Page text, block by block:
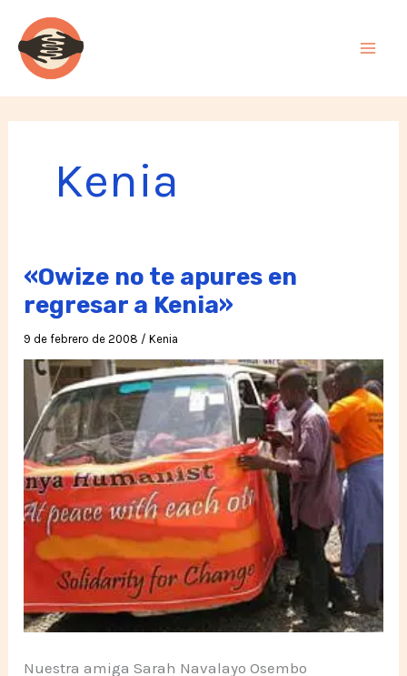
contenido
Kenia
«Owize no te apures en
regresar a Kenia»
9 de febrero de 2008 /Kenia
Nuestra amiga Sarah Navalayo Osembo